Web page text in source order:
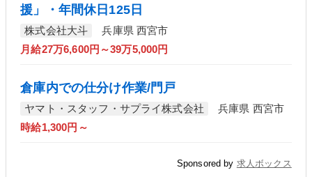
援」・年間休日125日
株式会社大斗
兵庫県 西宮市
月給27万6,600円～39万5,000円
倉庫内での仕分け作業/門戸
ヤマト・スタッフ・サプライ株式会社
兵庫県 西宮市
時給1,300円～
Sponsored by 求人ボックス